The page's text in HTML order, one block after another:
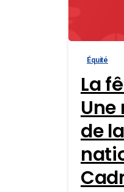
Équité
La
Une
de